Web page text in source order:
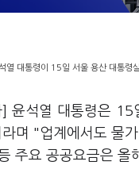
열 대통령이 15일 서울 용산 대통령
윤석열 대통령은
며 "업계에서도 물
주요 공공요금은 올